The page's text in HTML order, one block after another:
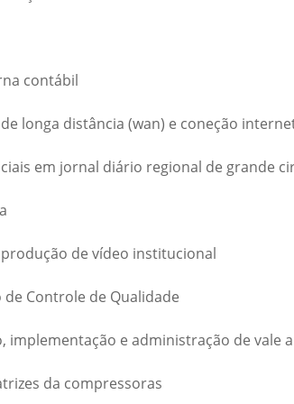
contábil
longa distância (wan) e coneção
em jornal diário regional de grande
de vídeo institucional
Controle de Qualidade
implementação e administração de vale
da compressoras